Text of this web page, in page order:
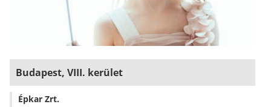
Budapest, VIII. kerület
Épkar Zrt.